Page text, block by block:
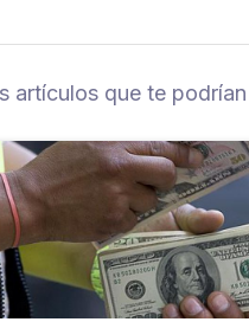
artículos que te